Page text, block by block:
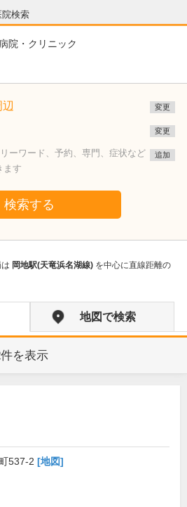
院検索
院・クリニック
変更
変更
ーワード、予約、専門、症状など
ます
追加
検索する
岡地駅(天竜浜名湖線) を中心に直線距離の
地図で検索
件を表示
537-2 [地図]